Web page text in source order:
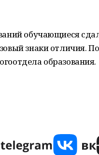
обучающиеся
знаки отличия.
образования.